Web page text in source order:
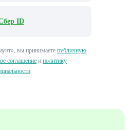
ID
вы принимаете публичную
соглашение и политику